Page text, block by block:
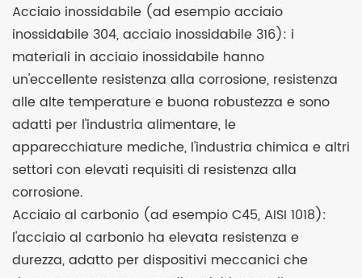
Acciaio inossidabile (ad esempio acciaio
inossidabile 304, acciaio inossidabile 316): i
materiali in acciaio inossidabile hanno
un'eccellente resistenza alla corrosione, resistenza
alle alte temperature e buona robustezza e sono
adatti per l'industria alimentare, le
apparecchiature mediche, l'industria chimica e altri
settori con elevati requisiti di resistenza alla
corrosione.
Acciaio al carbonio (ad esempio C45, AISI 1018):
l'acciaio al carbonio ha elevata resistenza e
durezza, adatto per dispositivi meccanici che